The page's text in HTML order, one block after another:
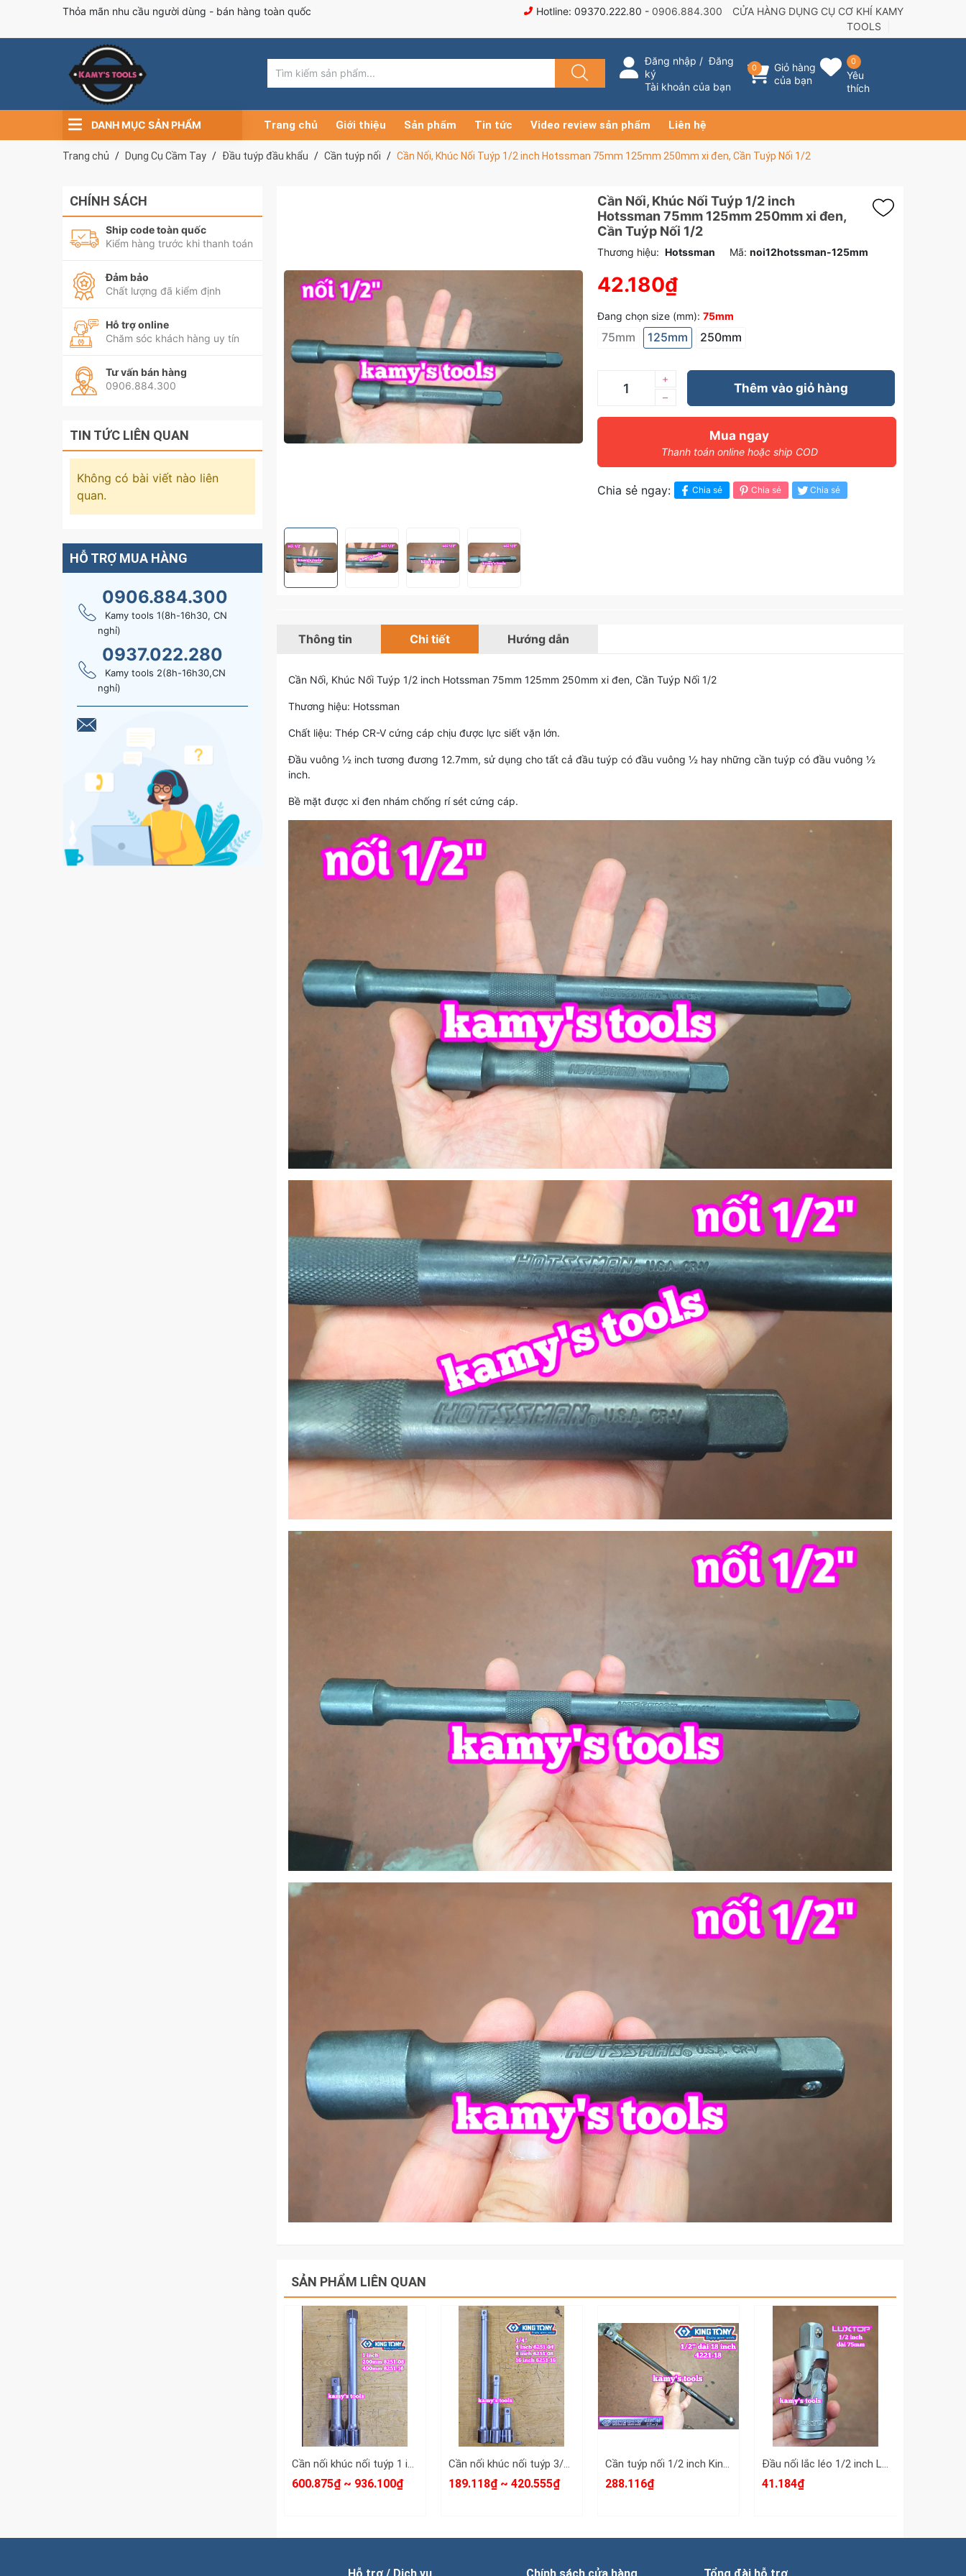
Thỏa mãn nhu cầu người dùng - bán hàng toàn quốc Hotline: 09370.222.80 - 0906.884.300
CỬA HÀNG DỤNG CỤ CƠ KHÍ KAMY
TOOLS
Đăng nhập /Đăng
ký
Tài khoản của bạn
0
Giỏ hàng
của bạn
0
Yêu
thích
DANH MỤC SẢN PHẨM Trang chủ Giới thiệu Sản phẩm Tin tức Video review sản phẩm Liên hệ
Trang chủ Dụng Cụ Cầm Tay Đầu tuýp đầu khẩu Cần tuýp nối Cần Nối, Khúc Nối Tuýp 1/2 inch Hotssman 75mm 125mm 250mm xi đen, Cần Tuýp Nối 1/2
Cần Nối, Khúc Nối Tuýp 1/2 inch
Hotssman 75mm 125mm 250mm xi đen,
Cần Tuýp Nối 1/2
Thương hiệu: Hotssman Mã: noi12hotssman-125mm
42.180₫
Đang chọn size (mm): 75mm
75mm 125mm 250mm
–
+
Thêm vào giỏ hàng
Mua ngay
Thanh toán online hoặc ship COD
Chia sẻ ngay: Chia sẻ Chia sẻ Chia sẻ
Thông tin Chi tiết Hướng dẫn
Cần Nối, Khúc Nối Tuýp 1/2 inch Hotssman 75mm 125mm 250mm xi đen, Cần Tuýp Nối 1/2
Thương hiệu: Hotssman
Chất liệu: Thép CR-V cứng cáp chịu được lực siết vặn lớn.
Đầu vuông ½ inch tương đương 12.7mm, sử dụng cho tất cả đầu tuýp có đầu vuông ½ hay những cần tuýp có đầu vuông ½
inch.
Bề mặt được xi đen nhám chống rí sét cứng cáp.
SẢN PHẨM LIÊN QUAN
Cần nối khúc nối tuýp 1 inch Kingtony dài 8 inch 16 inch 8251-08 8251-16
600.875₫ ~ 936.100₫
Cần nối khúc nối tuýp 3/4 inch Kingtony dài 4 inch 6 inch 10 inch 6251-04 6251-06 6251-10
189.118₫ ~ 420.555₫
Cần tuýp nối 1/2 inch Kingtony dài 18 inch 450mm 4221-18
288.116₫
Đầu nối lắc léo 1/2 inch Luxtop dài 75mm LT-1/2WUNJ
41.184₫
CHÍNH SÁCH
Ship code toàn quốc
Kiểm hàng trước khi thanh toán
Đảm bảo
Chất lượng đã kiểm định
Hỗ trợ online
Chăm sóc khách hàng uy tín
Tư vấn bán hàng
0906.884.300
TIN TỨC LIÊN QUAN
Không có bài viết nào liên
quan.
HỖ TRỢ MUA HÀNG
0906.884.300
Kamy tools 1(8h-16h30, CN
nghỉ)
0937.022.280
Kamy tools 2(8h-16h30,CN
nghỉ)